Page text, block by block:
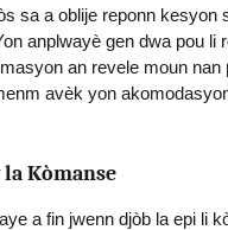
sa a oblije reponn kesyon
anplwayè gen dwa pou li
an revele moun nan
avèk yon
Kòmanse
a fin jwenn djòb la epi li